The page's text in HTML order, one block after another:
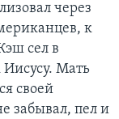
через
к
сел в
Иисусу. Мать
своей
забывал, пел и